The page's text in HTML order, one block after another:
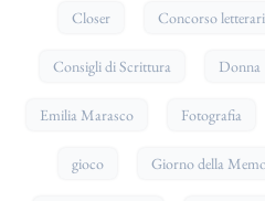
Closer Concorso
Consigli di Scrittura Donna
Emilia Marasco Fotografia
gioco Giorno della